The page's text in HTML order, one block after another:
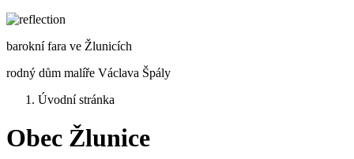
barokní fara ve Žlunicích
rodný dům malíře Václava Špály
Úvodní stránka
Obec Žlunice